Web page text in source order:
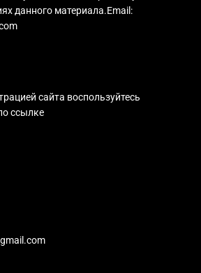
данного материала.Email:
сайта воспользуйтесь
ссылке